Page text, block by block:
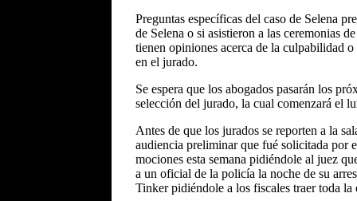
Preguntas específicas del caso de Selena
de Selena o si asistieron a las ceremonias
tienen opiniones acerca de la culpabilidad
en el jurado.
Se espera que los abogados pasarán los
selección del jurado, la cual comenzará el
Antes de que los jurados se reporten a la
audiencia preliminar que fué solicitada por
mociones esta semana pidiéndole al juez
a un oficial de la policía la noche de su
Tinker pidiéndole a los fiscales traer toda